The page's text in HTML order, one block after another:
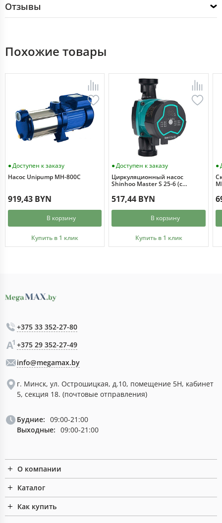
Отзывы
Похожие товары
Доступен к заказу
Насос Unipump MH-800C
919,43 BYN
В корзину
Купить в 1 клик
Доступен к заказу
Циркуляционный насос
Shinhoo Master S 25-6 (с
517,44 BYN
В корзину
Купить в 1 клик
+375 33 352-27-80
+375 29 352-27-49
info@megamax.by
г. Минск, ул. Острошицкая, д.10, помещение 5Н, кабинет
5, секция 18. (почтовые отправления)
Будние: 09:00-21:00
Выходные: 09:00-21:00
О компании
Каталог
Как купить